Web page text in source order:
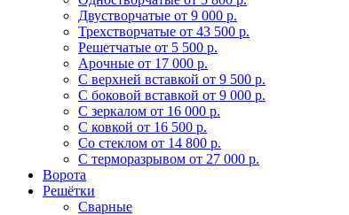
Двустворчатые от 9 000 р.
Трехстворчатые от 43 500 р.
Решетчатые от 5 500 р.
Арочные от 17 000 р.
С верхней вставкой от 9 500 р.
С боковой вставкой от 9 000 р.
С зеркалом от 16 000 р.
С ковкой от 16 500 р.
Со стеклом от 14 800 р.
С терморазрывом от 27 000 р.
Ворота
Решётки
Сварные